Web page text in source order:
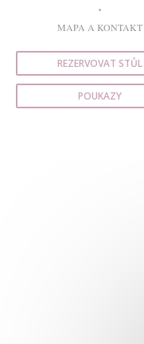
MAPA A KONTAKT
REZERVOVAT STŮL
POUKAZY